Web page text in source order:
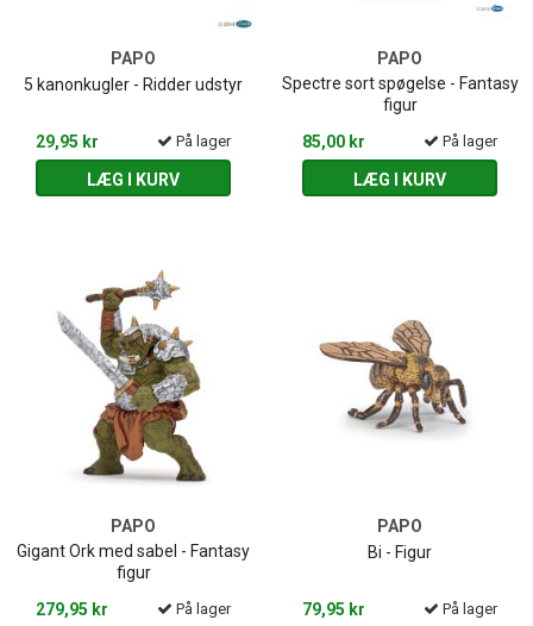
PAPO
5 kanonkugler - Ridder udstyr
29,95 kr På lager
LÆG I KURV
PAPO
Spectre sort spøgelse - Fantasy
figur
85,00 kr
På lager
LÆG I KURV
PAPO
Gigant Ork med sabel - Fantasy
figur
279,95 kr
På lager
PAPO
Bi - Figur
79,95 kr På lager